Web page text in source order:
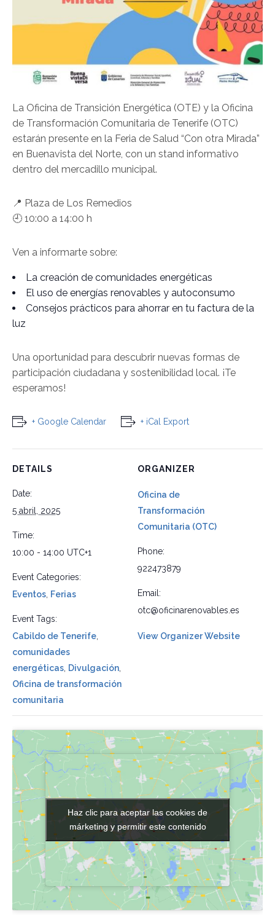
La Oficina de Transición Energética (OTE) y la Oficina
de Transformación Comunitaria de Tenerife (OTC)
estarán presente en la Feria de Salud “Con otra Mirada”
en Buenavista del Norte, con un stand informativo
dentro del mercadillo municipal.
📍 Plaza de Los Remedios
🕘 10:00 a 14:00 h
Ven a informarte sobre:
La creación de comunidades energéticas
El uso de energías renovables y autoconsumo
Consejos prácticos para ahorrar en tu factura de la
luz
Una oportunidad para descubrir nuevas formas de
participación ciudadana y sostenibilidad local. ¡Te
esperamos!
+ Google Calendar + iCal Export
DETAILS
Date:
5 abril, 2025
Time:
10:00 - 14:00 UTC+1
Event Categories:
Eventos Ferias
Event Tags:
Cabildo de Tenerife
comunidades
energéticas Divulgación
Oficina de transformación
comunitaria
ORGANIZER
Oficina de
Transformación
Comunitaria (OTC)
Phone:
922473879
Email:
otc@oficinarenovables.es
View Organizer Website
Haz clic para aceptar las cookies de
márketing y permitir este contenido
Haz clic para aceptar las cookies de
márketing y permitir este contenido